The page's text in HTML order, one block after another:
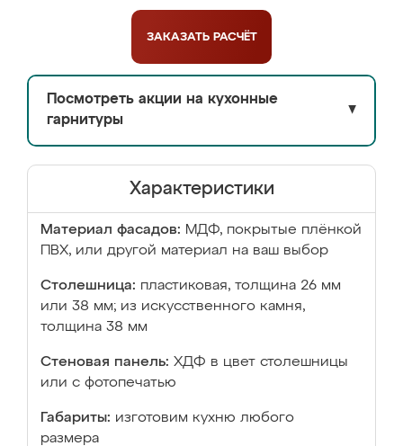
ЗАКАЗАТЬ РАСЧЁТ
Посмотреть акции на кухонные
гарнитуры
▼
Характеристики
Материал фасадов: МДФ, покрытые плёнкой
ПВХ, или другой материал на ваш выбор
Столешница: пластиковая, толщина 26 мм
или 38 мм; из искусственного камня,
толщина 38 мм
Стеновая панель: ХДФ в цвет столешницы
или с фотопечатью
Габариты: изготовим кухню любого
размера